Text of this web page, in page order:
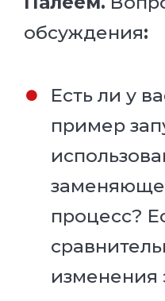
обсуждения:
Есть ли у
пример
процесс?
изменения